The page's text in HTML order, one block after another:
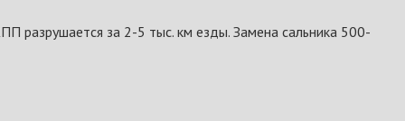
разрушается за 2-5 тыс. км езды. Замена сальника 500-